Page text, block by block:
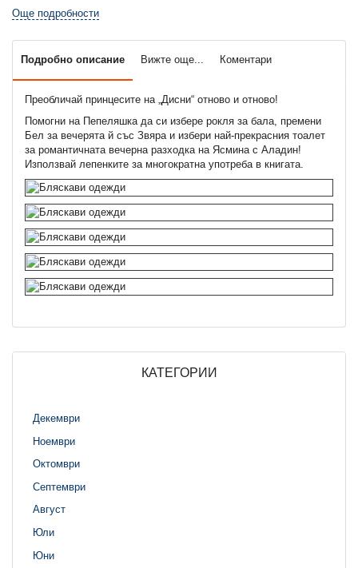
Още подробности
Подробно описание Вижте още... Коментари
Преобличай принцесите на „Дисни“ отново и отново!
Помогни на Пепеляшка да си избере рокля за бала, премени
Бел за вечерята й със Звяра и избери най-прекрасния тоалет
за романтичната вечерна разходка на Ясмина с Аладин!
Използвай лепенките за многократна употреба в книгата.
КАТЕГОРИИ
Декември
Ноември
Октомври
Септември
Август
Юли
Юни